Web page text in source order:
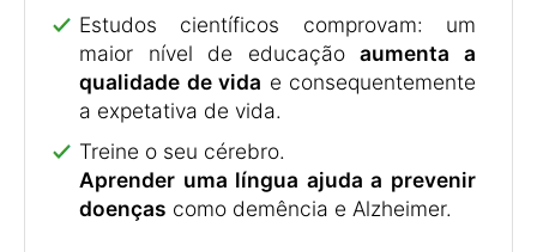
Estudos científicos comprovam: um
maior nível de educaçãoaumenta a
qualidade de vida e consequentemente
a expetativa de vida.
Treine o seu cérebro.
Aprender uma língua ajuda a prevenir
doenças como demência e Alzheimer.